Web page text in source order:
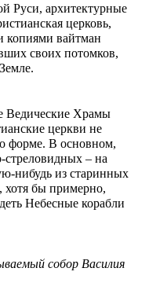
Руси, архитектурные
церковь,
копиями вайтман
своих потомков,
Ведические Храмы
церкви не
форме. В основном,
стреловидных – на
нибудь из старинных
хотя бы примерно,
Небесные корабли
собор Василия